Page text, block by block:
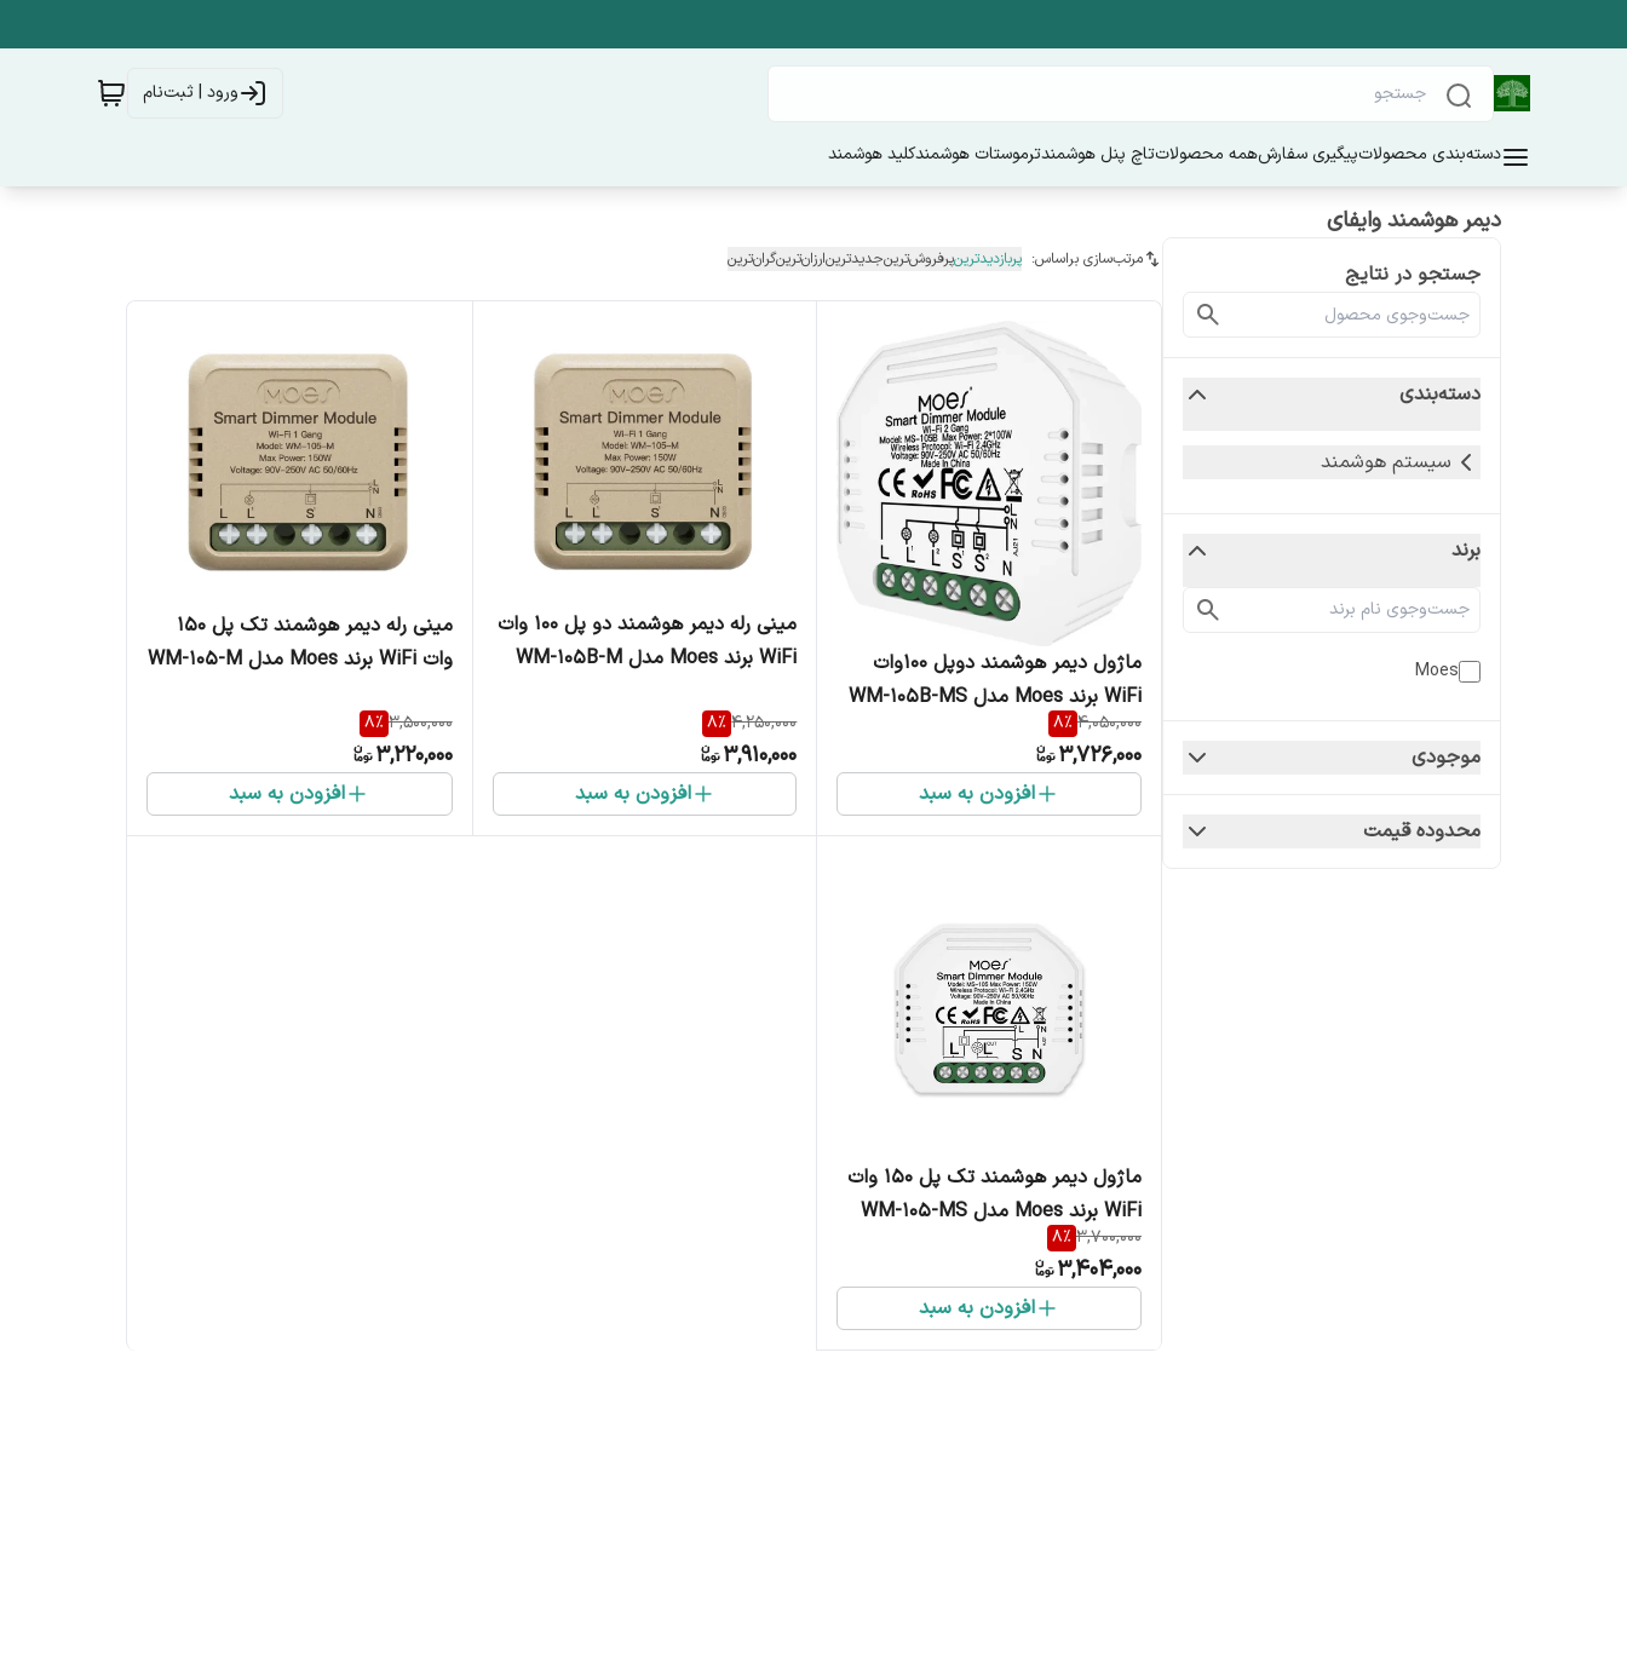
ورود | ثبت‌نام
دسته‌بندی محصولاتپیگیری سفارشهمه محصولاتتاچ پنل هوشمندترموستات هوشمندکلید هوشمند
دیمر هوشمند وایفای
جستجو در نتایج
دسته‌بندی
سیستم هوشمند
برند
Moes
موجودی
محدوده قیمت
مرتب‌سازی براساس: پربازدیدترینپرفروش‌ترینجدیدترینارزان‌ترینگران‌ترین
ماژول دیمر هوشمند دوپل 100وات
WiFi برند Moes مدل WM-105B-MS
4,050,000
8%
3,726,000
افزودن به سبد
مینی رله دیمر هوشمند دو پل 100 وات
WiFi برند Moes مدل WM-105B-M
4,250,000
8%
3,910,000
افزودن به سبد
مینی رله دیمر هوشمند تک پل 150
وات WiFi برند Moes مدل WM-105-M
3,500,000
8%
3,220,000
افزودن به سبد
ماژول دیمر هوشمند تک پل 150 وات
WiFi برند Moes مدل WM-105-MS
3,700,000
8%
3,404,000
افزودن به سبد